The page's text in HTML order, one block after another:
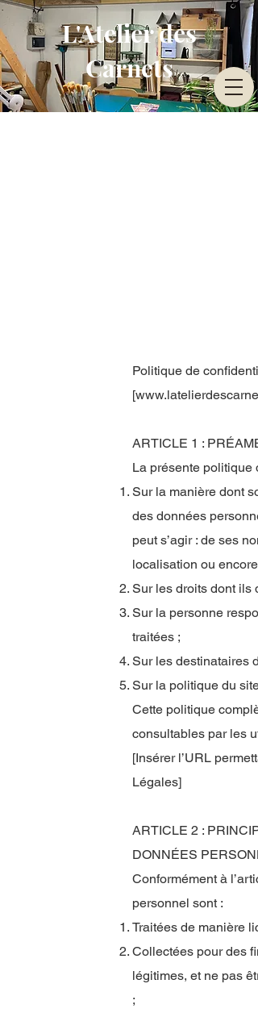
L'Atelier des
Carnets
Politique de
[
ARTICLE 1 :
La présente politique
Sur la manière dont
des données
peut s’agir : de ses
localisation ou
Sur les droits dont
Sur la personne
traitées ;
Sur les destinataires
Sur la politique du
Cette politique
consultables par les
[Insérer l’URL
Légales]
ARTICLE 2 :
DONNÉES
Conformément à
personnel sont :
Traitées de manière
Collectées pour des
légitimes, et ne pas
;